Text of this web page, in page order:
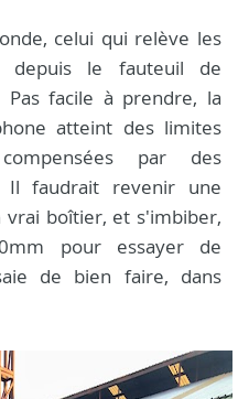
celui qui relève les
depuis le fauteuil de
facile à prendre, la
atteint des limites
par des
Il faudrait revenir une
vrai boîtier, et s'imbiber,
pour essayer de
de bien faire, dans